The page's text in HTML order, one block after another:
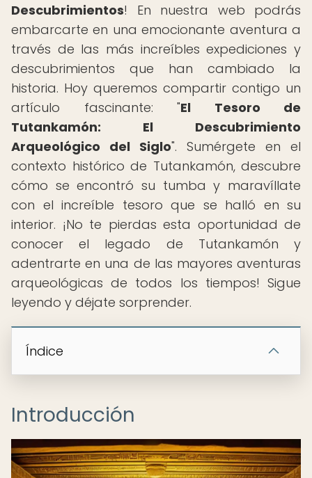
Descubrimientos! En nuestra web podrás
embarcarte en una emocionante aventura a
través de las más increíbles expediciones y
descubrimientos que han cambiado la
historia. Hoy queremos compartir contigo un
artículo fascinante: "El Tesoro de
Tutankamón: El Descubrimiento
Arqueológico del Siglo". Sumérgete en el
contexto histórico de Tutankamón, descubre
cómo se encontró su tumba y maravíllate
con el increíble tesoro que se halló en su
interior. ¡No te pierdas esta oportunidad de
conocer el legado de Tutankamón y
adentrarte en una de las mayores aventuras
arqueológicas de todos los tiempos! Sigue
leyendo y déjate sorprender.
Índice
Introducción